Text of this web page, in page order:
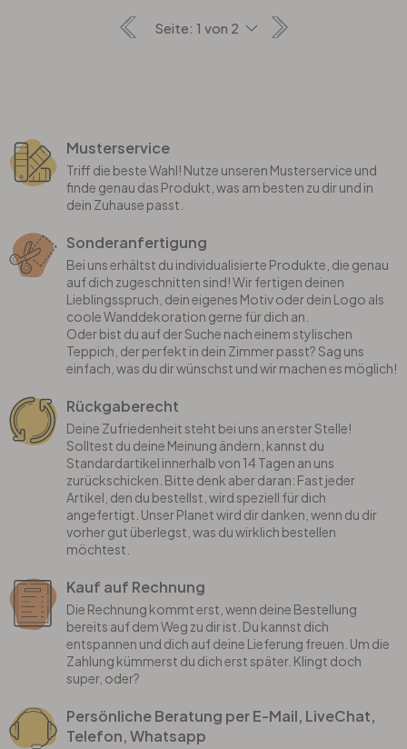
Musterservice
Triff die beste Wahl! Nutze unseren Musterservice und
finde genau das Produkt, was am besten zu dir und in
dein Zuhause passt.
Sonderanfertigung
Bei uns erhältst du individualisierte Produkte, die genau
auf dich zugeschnitten sind! Wir fertigen deinen
Lieblingsspruch, dein eigenes Motiv oder dein Logo als
coole Wanddekoration gerne für dich an.
Oder bist du auf der Suche nach einem stylischen
Teppich, der perfekt in dein Zimmer passt? Sag uns
einfach, was du dir wünschst und wir machen es möglich!
Rückgaberecht
Deine Zufriedenheit steht bei uns an erster Stelle!
Solltest du deine Meinung ändern, kannst du
Standardartikel innerhalb von 14 Tagen an uns
zurückschicken. Bitte denk aber daran: Fast jeder
Artikel, den du bestellst, wird speziell für dich
angefertigt. Unser Planet wird dir danken, wenn du dir
vorher gut überlegst, was du wirklich bestellen
möchtest.
Kauf auf Rechnung
Die Rechnung kommt erst, wenn deine Bestellung
bereits auf dem Weg zu dir ist. Du kannst dich
entspannen und dich auf deine Lieferung freuen. Um die
Zahlung kümmerst du dich erst später. Klingt doch
super, oder?
Persönliche Beratung per E-Mail, LiveChat,
Telefon, Whatsapp